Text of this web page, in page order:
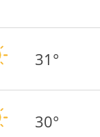
31°
30°